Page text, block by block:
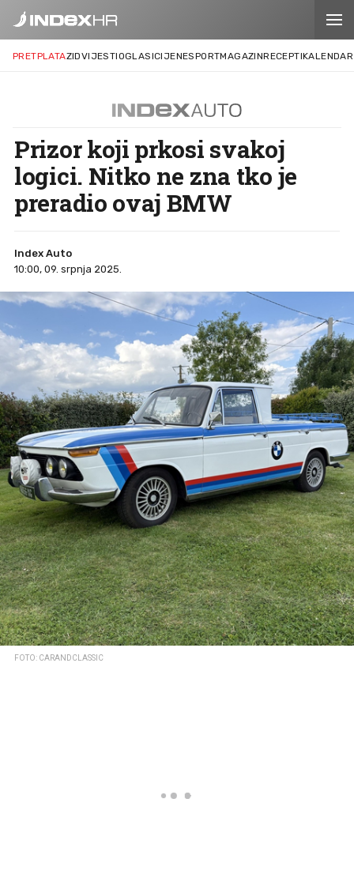
PRETPLATAZIDVIJESTIOGLASICIJENESPORTMAGAZINRECEPTIKALENDAR
Prizor koji prkosi svakoj
logici. Nitko ne zna tko je
preradio ovaj BMW
Index Auto
10:00, 09. srpnja 2025.
FOTO: CARANDCLASSIC